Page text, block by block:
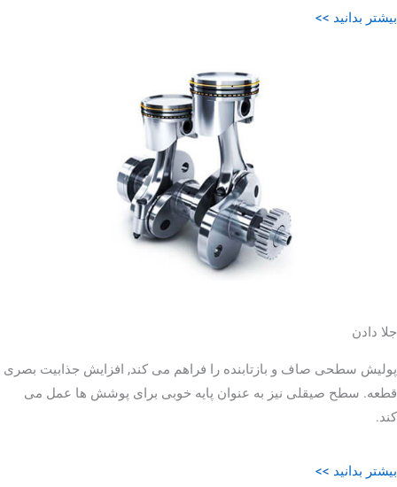
بیشتر بدانید >>
جلا دادن
پولیش سطحی صاف و بازتابنده را فراهم می کند, افزایش جذابیت بصری
قطعه. سطح صیقلی نیز به عنوان پایه خوبی برای پوشش ها عمل می
کند.
بیشتر بدانید >>